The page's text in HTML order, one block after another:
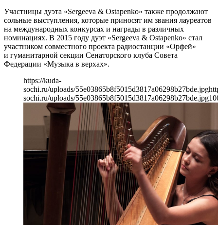
Участницы дуэта «Sergeeva & Ostapenko» также продолжают
сольные выступления, которые приносят им звания лауреатов
на международных конкурсах и награды в различных
номинациях. В 2015 году дуэт «Sergeeva & Ostapenko» стал
участником совместного проекта радиостанции «Орфей»
и гуманитарной секции Сенаторского клуба Совета
Федерации «Музыка в верхах».
https://kuda-
sochi.ru/uploads/55e03865b8f5015d3817a06298b27bde.jpg
sochi.ru/uploads/55e03865b8f5015d3817a06298b27bde.jpg